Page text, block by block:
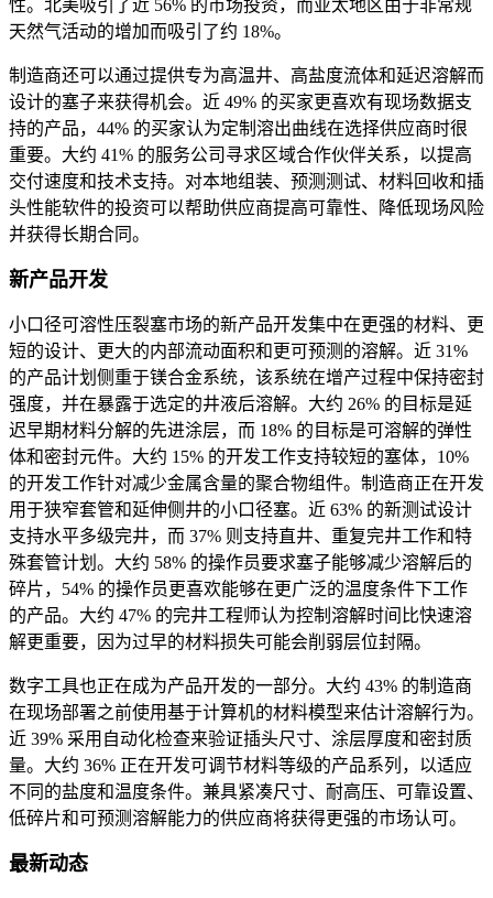
性。北美吸引了近 56% 的市场投资，而亚太地区由于非常规
天然气活动的增加而吸引了约 18%。
制造商还可以通过提供专为高温井、高盐度流体和延迟溶解而
设计的塞子来获得机会。近 49% 的买家更喜欢有现场数据支
持的产品，44% 的买家认为定制溶出曲线在选择供应商时很
重要。大约 41% 的服务公司寻求区域合作伙伴关系，以提高
交付速度和技术支持。对本地组装、预测测试、材料回收和插
头性能软件的投资可以帮助供应商提高可靠性、降低现场风险
并获得长期合同。
新产品开发
小口径可溶性压裂塞市场的新产品开发集中在更强的材料、更
短的设计、更大的内部流动面积和更可预测的溶解。近 31%
的产品计划侧重于镁合金系统，该系统在增产过程中保持密封
强度，并在暴露于选定的井液后溶解。大约 26% 的目标是延
迟早期材料分解的先进涂层，而 18% 的目标是可溶解的弹性
体和密封元件。大约 15% 的开发工作支持较短的塞体，10%
的开发工作针对减少金属含量的聚合物组件。制造商正在开发
用于狭窄套管和延伸侧井的小口径塞。近 63% 的新测试设计
支持水平多级完井，而 37% 则支持直井、重复完井工作和特
殊套管计划。大约 58% 的操作员要求塞子能够减少溶解后的
碎片，54% 的操作员更喜欢能够在更广泛的温度条件下工作
的产品。大约 47% 的完井工程师认为控制溶解时间比快速溶
解更重要，因为过早的材料损失可能会削弱层位封隔。
数字工具也正在成为产品开发的一部分。大约 43% 的制造商
在现场部署之前使用基于计算机的材料模型来估计溶解行为。
近 39% 采用自动化检查来验证插头尺寸、涂层厚度和密封质
量。大约 36% 正在开发可调节材料等级的产品系列，以适应
不同的盐度和温度条件。兼具紧凑尺寸、耐高压、可靠设置、
低碎片和可预测溶解能力的供应商将获得更强的市场认可。
最新动态